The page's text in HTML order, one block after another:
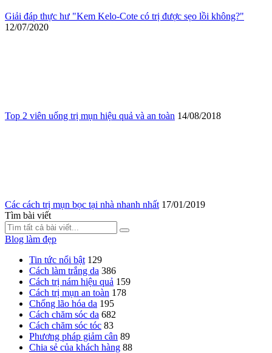
Giải đáp thực hư "Kem Kelo-Cote có trị được sẹo lồi không?"
12/07/2020
Top 2 viên uống trị mụn hiệu quả và an toàn 14/08/2018
Các cách trị mụn bọc tại nhà nhanh nhất 17/01/2019
Tìm bài viết
Blog làm đẹp
Tin tức nổi bật 129
Cách làm trắng da 386
Cách trị nám hiệu quả 159
Cách trị mụn an toàn 178
Chống lão hóa da 195
Cách chăm sóc da 682
Cách chăm sóc tóc 83
Phương pháp giảm cân 89
Chia sẻ của khách hàng 88